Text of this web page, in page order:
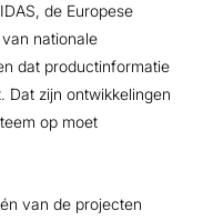
de Europese
nationale
dat productinformatie
Dat zijn ontwikkelingen
op moet
van de projecten